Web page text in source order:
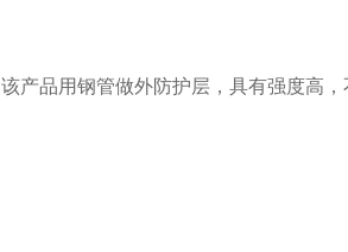
品用钢管做外防护层，具有强度高，